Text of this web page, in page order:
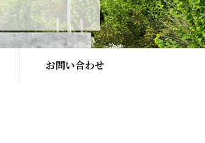
お問い合わせ